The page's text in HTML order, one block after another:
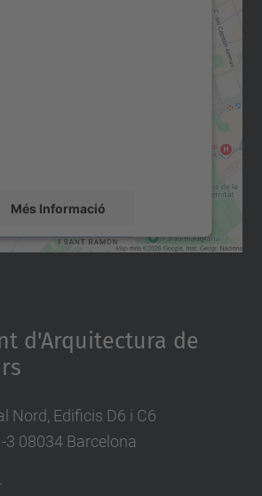
Més Informació
Accepta
by
d'Arquitectura de
Nord, Edificis D6 i C6
3 08034 Barcelona